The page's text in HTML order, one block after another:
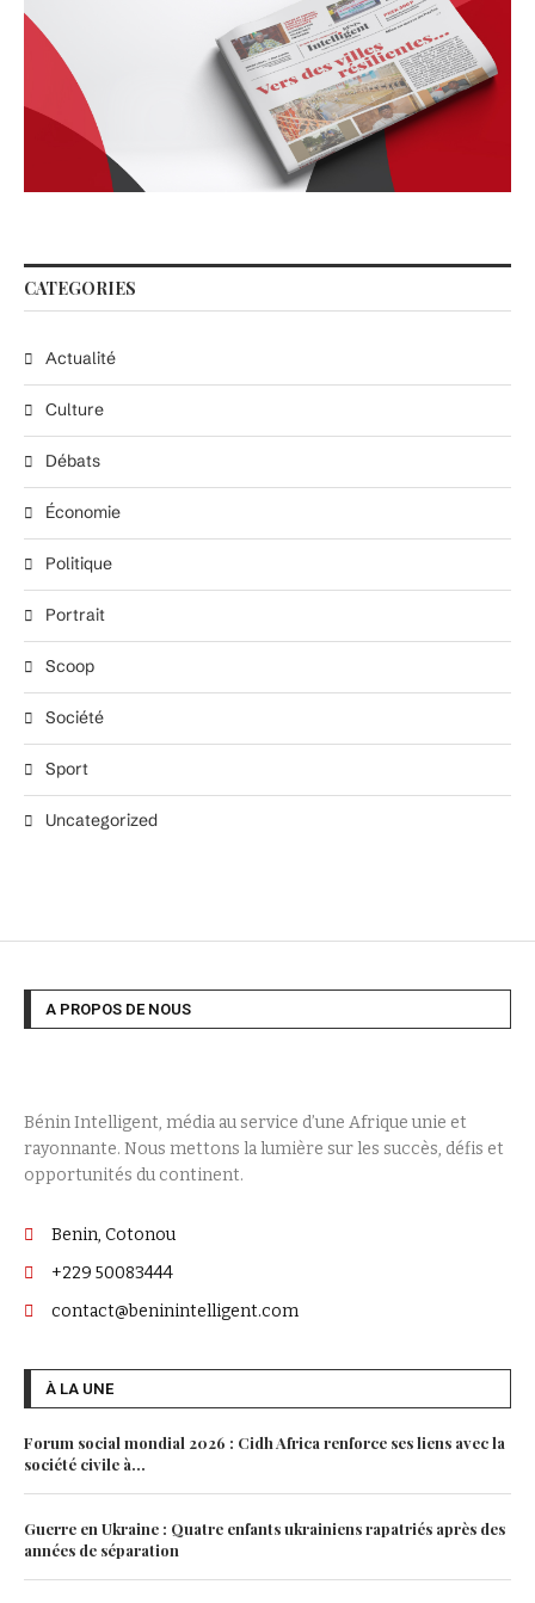
CATEGORIES
Actualité
Culture
Débats
Économie
Politique
Portrait
Scoop
Société
Sport
Uncategorized
A PROPOS DE NOUS
Bénin Intelligent, média au service d’une Afrique unie et
rayonnante. Nous mettons la lumière sur les succès, défis et
opportunités du continent.
Benin, Cotonou
+229 50083444
contact@beninintelligent.com
À LA UNE
Forum social mondial 2026 : Cidh Africa renforce ses liens avec la
société civile à...
Guerre en Ukraine : Quatre enfants ukrainiens rapatriés après des
années de séparation